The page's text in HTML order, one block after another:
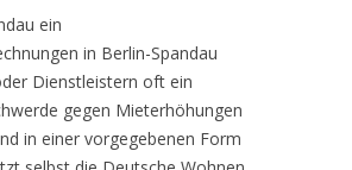
ein
in Berlin-Spandau
Dienstleistern oft ein
gegen Mieterhöhungen
in einer vorgegebenen Form